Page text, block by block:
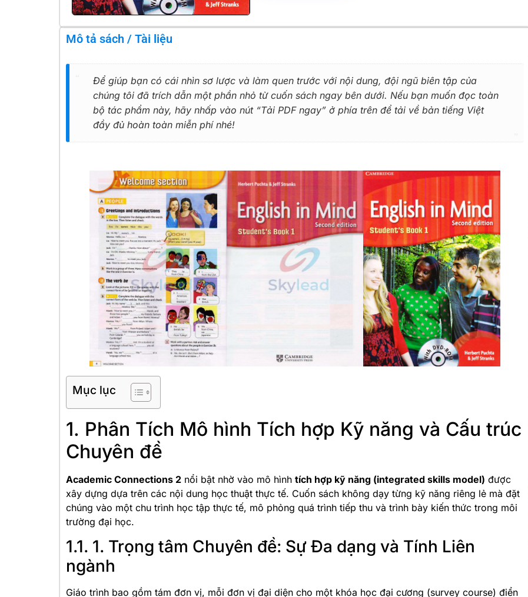
Mô tả sách / Tài liệu
Để giúp bạn có cái nhìn sơ lược và làm quen trước với nội dung, đội ngũ biên tập của
chúng tôi đã trích dẫn một phần nhỏ từ cuốn sách ngay bên dưới. Nếu bạn muốn đọc toàn
bộ tác phẩm này, hãy nhấp vào nút “Tải PDF ngay” ở phía trên để tải về bản tiếng Việt
đầy đủ hoàn toàn miễn phí nhé!
Mục lục
1. Phân Tích Mô hình Tích hợp Kỹ năng và Cấu trúc
Chuyên đề
Academic Connections 2 nổi bật nhờ vào mô hình tích hợp kỹ năng (integrated skills model) được
xây dựng dựa trên các nội dung học thuật thực tế. Cuốn sách không dạy từng kỹ năng riêng lẻ mà đặt
chúng vào một chu trình học tập thực tế, mô phỏng quá trình tiếp thu và trình bày kiến thức trong môi
trường đại học.
1.1. 1. Trọng tâm Chuyên đề: Sự Đa dạng và Tính Liên
ngành
Giáo trình bao gồm tám đơn vị, mỗi đơn vị đại diện cho một khóa học đại cương (survey course) điển